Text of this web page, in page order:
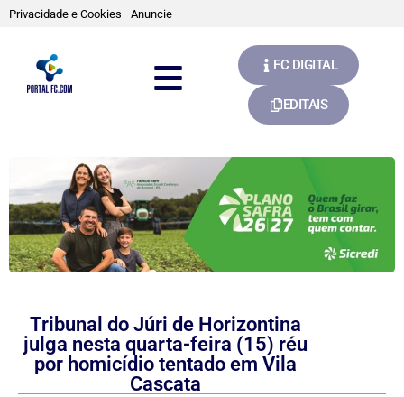
Privacidade e Cookies Anuncie
FC DIGITAL
EDITAIS
Tribunal do Júri de Horizontina
julga nesta quarta-feira (15) réu
por homicídio tentado em Vila
Cascata